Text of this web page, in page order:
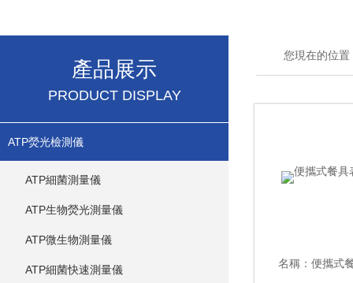
產品展示
PRODUCT DISPLAY
ATP熒光檢測儀
ATP細菌測量儀
ATP生物熒光測量儀
ATP微生物測量儀
ATP細菌快速測量儀
您現在的位置
名稱： 便攜式餐